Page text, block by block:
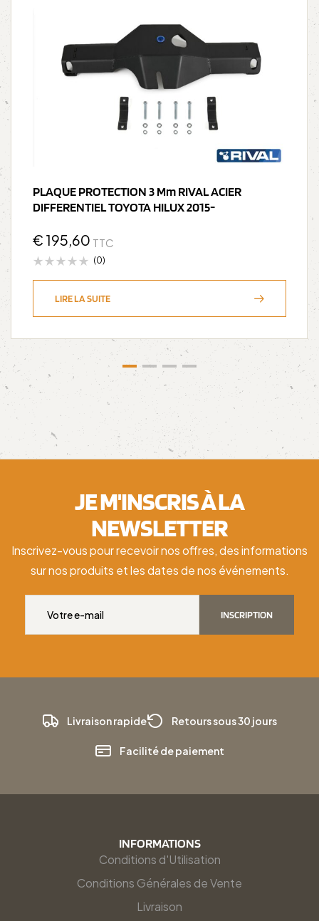
PLAQUE PROTECTION 3 Mm RIVAL ACIER
DIFFERENTIEL TOYOTA HILUX 2015-
€ 195,60 TTC
(0)
LIRE LA SUITE
JE M'INSCRIS À LA
NEWSLETTER
Inscrivez-vous pour recevoir nos offres, des informations
sur nos produits et les dates de nos événements.
INSCRIPTION
Livraison rapide Retours sous 30 jours
Facilité de paiement
INFORMATIONS
Conditions d'Utilisation
Conditions Générales de Vente
Livraison